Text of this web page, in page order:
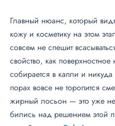
Главный нюанс, который
кожу и косметику на этом
совсем не спешит
свойство, как
собирается в капли и
порах вовсе не торопится
жирный лосьон — это уже
бились над решением этой